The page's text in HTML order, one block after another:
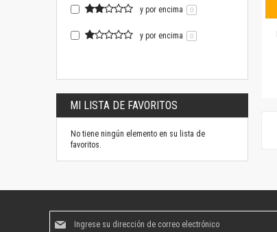
y por encima 0
y por encima 0
MI LISTA DE FAVORITOS
No tiene ningún elemento en su lista de
favoritos.